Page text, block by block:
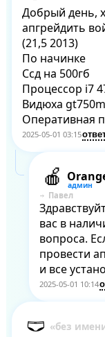
Добрый день,
апгрейдить
(21,5 2013)
По начинке
Ссд на 500гб
Процессор i7
Видюха
Оперативная
2025-05-01 03:15
Павел
вас в
вопроса.
провести
и все
2025-05-01 10:14